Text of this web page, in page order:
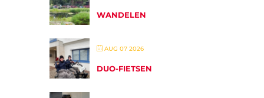
WANDELEN
AUG 07 2026
DUO-FIETSEN